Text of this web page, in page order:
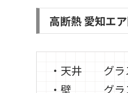
高断熱 愛知エ
・天井 グ
・壁 グ